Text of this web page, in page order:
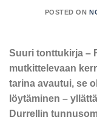
POSTED ON
Suuri tonttukirja –
mutkittelevaan
tarina avautui, se
löytäminen –
Durrellin